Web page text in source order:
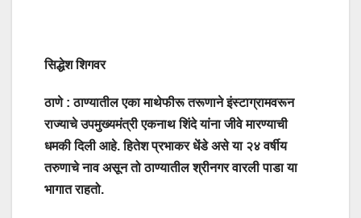
सिद्धेश शिगवर
ठाणे :ठाण्यातील एका माथेफीरू तरूणाने इंस्टाग्रामवरून
राज्याचे उपमुख्यमंत्री एकनाथ शिंदे यांना जीवे मारण्याची
धमकी दिली आहे. हितेश प्रभाकर धेंडे असे या २४ वर्षीय
तरुणाचे नाव असून तो ठाण्यातीलश्रीनगर वारली पाडा या
भागात राहतो.